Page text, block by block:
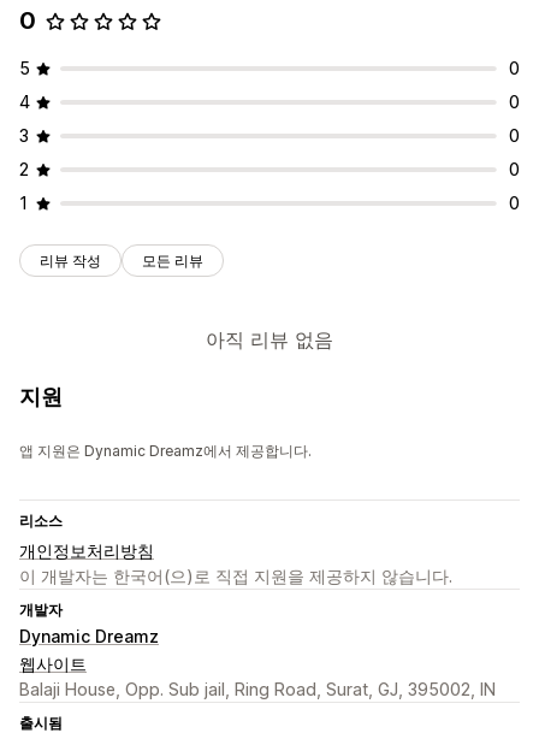
0
5
0
4
0
3
0
2
0
1
0
리뷰 작성 모든 리뷰
아직 리뷰 없음
지원
앱 지원은 Dynamic Dreamz에서 제공합니다.
리소스
개인정보처리방침
이 개발자는 한국어(으)로 직접 지원을 제공하지 않습니다.
개발자
Dynamic Dreamz
웹사이트
Balaji House, Opp. Sub jail, Ring Road, Surat, GJ, 395002, IN
출시됨